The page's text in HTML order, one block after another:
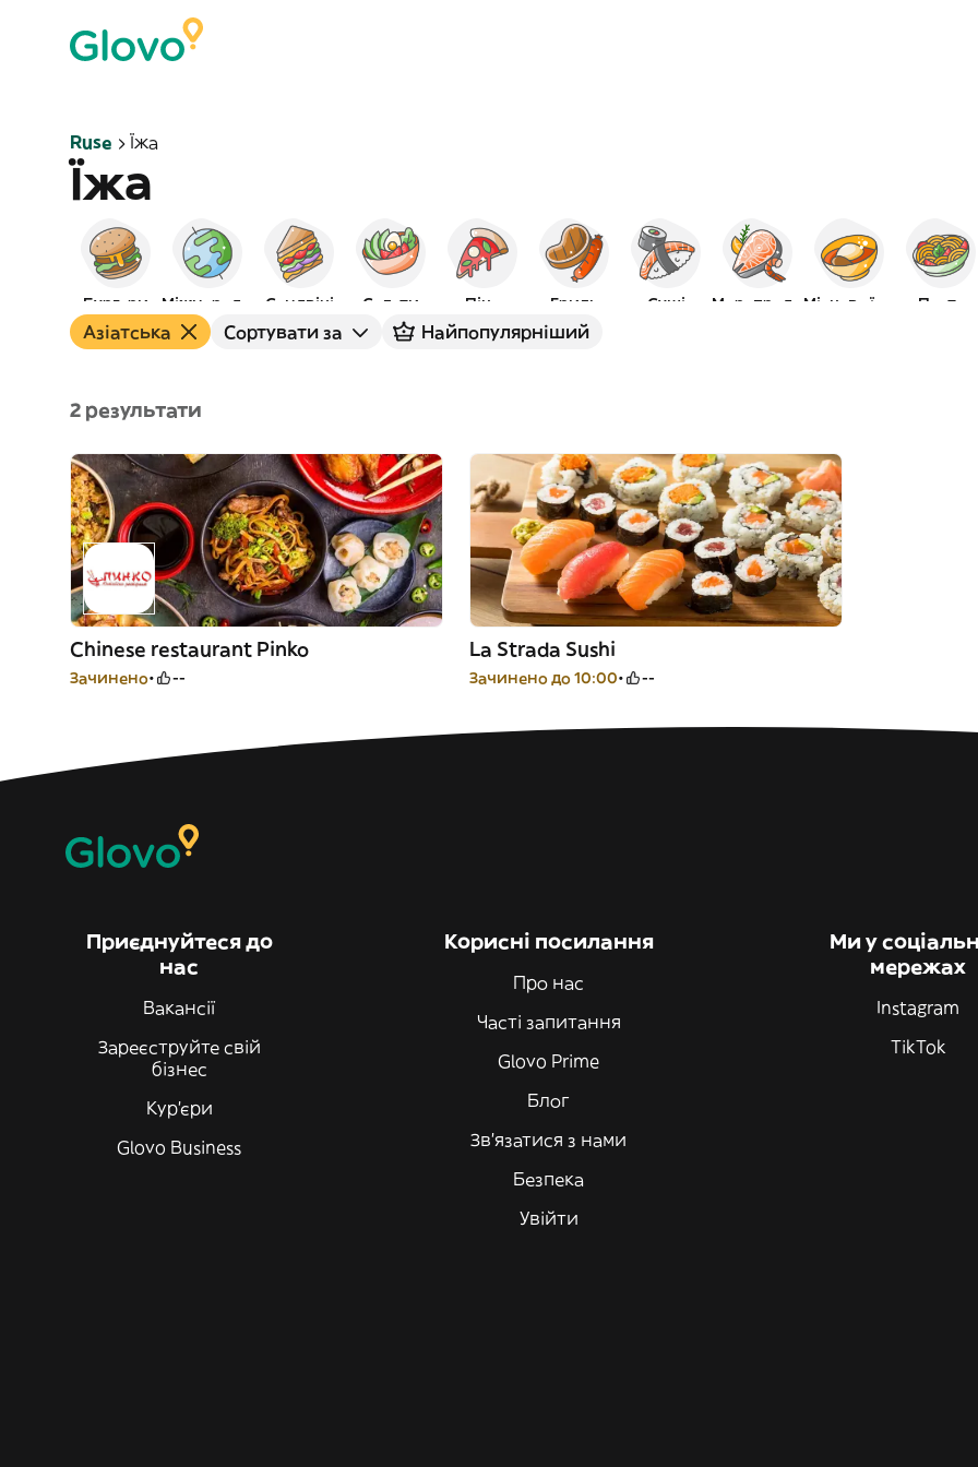
Ruse Їжа
Їжа
Бургери Сендвічі Салати Піца Гриль Суші Паста
Азіатська Сортувати за Найпопулярніший
2 результати
Chinese restaurant Pinko
Зачинено --
La Strada Sushi
Зачинено до 10:00 --
Приєднуйтеся до
нас
Вакансії
Зареєструйте свій
бізнес
Кур'єри
Glovo Business
Корисні посилання
Про нас
Часті запитання
Glovo Prime
Блог
Зв'язатися з нами
Безпека
Увійти
Ми у
мережах
Instagram
TikTok